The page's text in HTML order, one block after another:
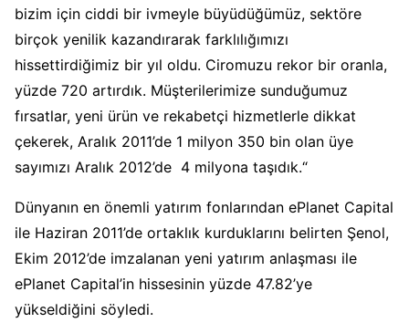
bizim için ciddi bir ivmeyle büyüdüğümüz, sektöre
birçok yenilik kazandırarak farklılığımızı
hissettirdiğimiz bir yıl oldu. Ciromuzu rekor bir oranla,
yüzde 720 artırdık. Müşterilerimize sunduğumuz
fırsatlar, yeni ürün ve rekabetçi hizmetlerle dikkat
çekerek, Aralık 2011’de 1 milyon 350 bin olan üye
sayımızı Aralık 2012’de 4 milyona taşıdık.“
Dünyanın en önemli yatırım fonlarından ePlanet Capital
ile Haziran 2011’de ortaklık kurduklarını belirten Şenol,
Ekim 2012’de imzalanan yeni yatırım anlaşması ile
ePlanet Capital’in hissesinin yüzde 47.82’ye
yükseldiğini söyledi.